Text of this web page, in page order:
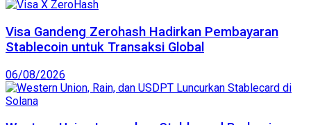
Visa Gandeng Zerohash Hadirkan Pembayaran
Stablecoin untuk Transaksi Global
06/08/2026